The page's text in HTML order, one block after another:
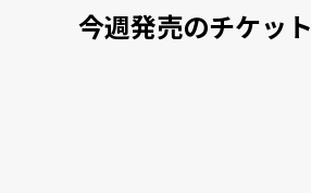
今週発売のチケット